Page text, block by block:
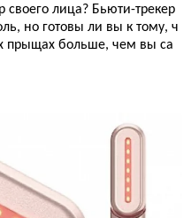
лица? Бьюти-трекер
но готовы ли вы к тому, ч
прыщах больше, чем вы са